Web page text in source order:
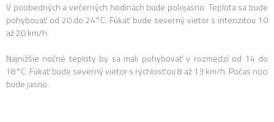
V poobedných a večerných hodinách bude polojasno. Teplota sa bude
pohybovať od 20 do 24°C. Fúkať bude severný vietor s intenzitou 10
až 20 km/h.
Najnižšie nočné teploty by sa mali pohybovať v rozmedzí od 14 do
18°C. Fúkať bude severný vietor s rýchlosťou 8 až 13 km/h. Počas noci
bude jasno.